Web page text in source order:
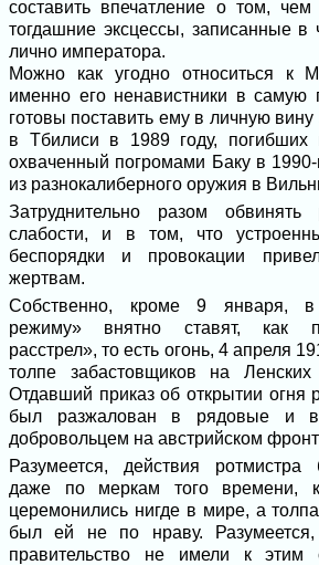
составить впечатление о том,
тогдашние эксцессы, записанные в
лично императора.
Можно как угодно относиться к
именно его ненавистники в самую
готовы поставить ему в личную вину
в Тбилиси в 1989 году, погибших
охваченный погромами Баку в
из разнокалиберного оружия в
Затруднительно разом
слабости, и в том, что
беспорядки и провокации
жертвам.
Собственно, кроме 9 января, в
режиму» внятно ставят, как
расстрел», то есть огонь, 4 апреля
толпе забастовщиков на Ленских
Отдавший приказ об открытии огня
был разжалован в рядовые и
добровольцем на австрийском
Разумеется, действия
даже по меркам того времени,
церемонились нигде в мире, а
был ей не по нраву.
правительство не имели к этим